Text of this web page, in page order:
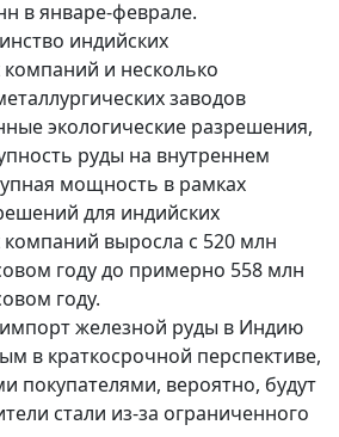
в январе-феврале.
индийских
и несколько
заводов
экологические разрешения,
руды на внутреннем
мощность в рамках
для индийских
выросла с 520 млн
году до примерно 558 млн
году.
железной руды в Индию
в краткосрочной перспективе,
покупателями, вероятно, будут
стали из-за ограниченного